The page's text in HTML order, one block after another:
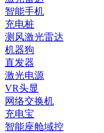
智能手机
充电桩
测风激光雷达
机器狗
直发器
激光电源
VR头显
网络交换机
充电宝
智能座舱域控